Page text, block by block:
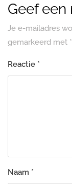
Geef een
Je e-mailadres
gemarkeerd met *
Reactie *
Naam *